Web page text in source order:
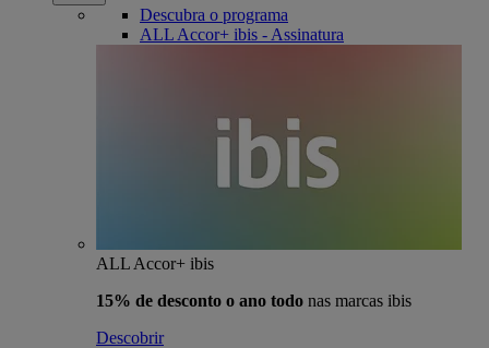
Descubra o programa
ALL Accor+ ibis - Assinatura
ALL Accor+ ibis
15% de desconto o ano todo nas marcas ibis
Descobrir